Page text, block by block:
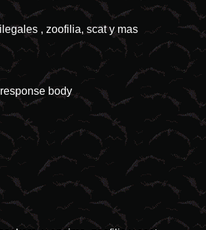
, zoofilia, scat y mas
body